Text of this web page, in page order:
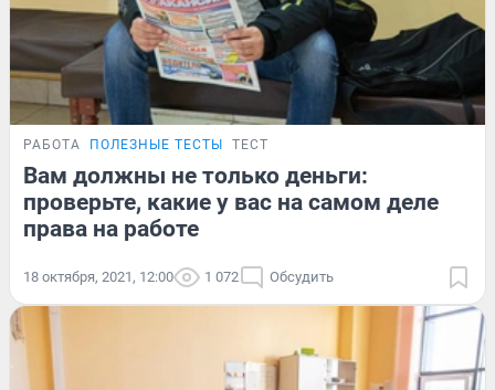
РАБОТА ПОЛЕЗНЫЕ ТЕСТЫ ТЕСТ
Вам должны не только деньги:
проверьте, какие у вас на самом деле
права на работе
18 октября, 2021, 12:00 1 072 Обсудить